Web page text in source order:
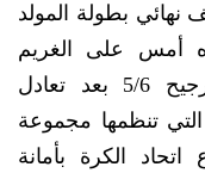
بطولة المولد
أمس على الغريم
التقليدي وحدة صنعاء بركلات الترجيح 5/6 بعد تعادل
تنظمها مجموعة
اتحاد الكرة بأمانة